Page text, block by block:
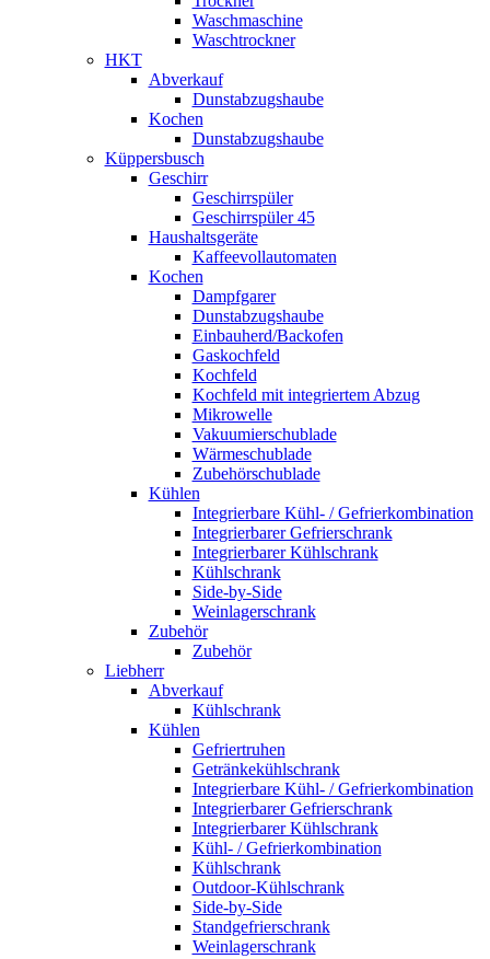
Waschmaschine
Waschtrockner
HKT
Abverkauf
Dunstabzugshaube
Kochen
Dunstabzugshaube
Küppersbusch
Geschirr
Geschirrspüler
Geschirrspüler 45
Haushaltsgeräte
Kaffeevollautomaten
Kochen
Dampfgarer
Dunstabzugshaube
Einbauherd/Backofen
Gaskochfeld
Kochfeld
Kochfeld mit integriertem Abzug
Mikrowelle
Vakuumierschublade
Wärmeschublade
Zubehörschublade
Kühlen
Integrierbare Kühl- / Gefrierkombination
Integrierbarer Gefrierschrank
Integrierbarer Kühlschrank
Kühlschrank
Side-by-Side
Weinlagerschrank
Zubehör
Zubehör
Liebherr
Abverkauf
Kühlschrank
Kühlen
Gefriertruhen
Getränkekühlschrank
Integrierbare Kühl- / Gefrierkombination
Integrierbarer Gefrierschrank
Integrierbarer Kühlschrank
Kühl- / Gefrierkombination
Kühlschrank
Outdoor-Kühlschrank
Side-by-Side
Standgefrierschrank
Weinlagerschrank